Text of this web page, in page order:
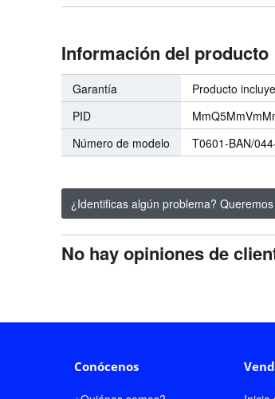
Información del producto
Garantía
Producto
PID
Número de modelo
T0601-BAN/
¿Identificas algún problema?
No hay opiniones de
Conócenos